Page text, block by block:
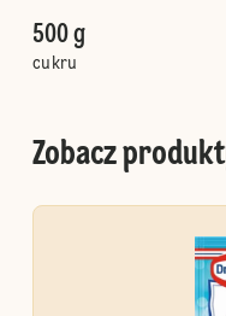
500 g
cukru
Zobacz